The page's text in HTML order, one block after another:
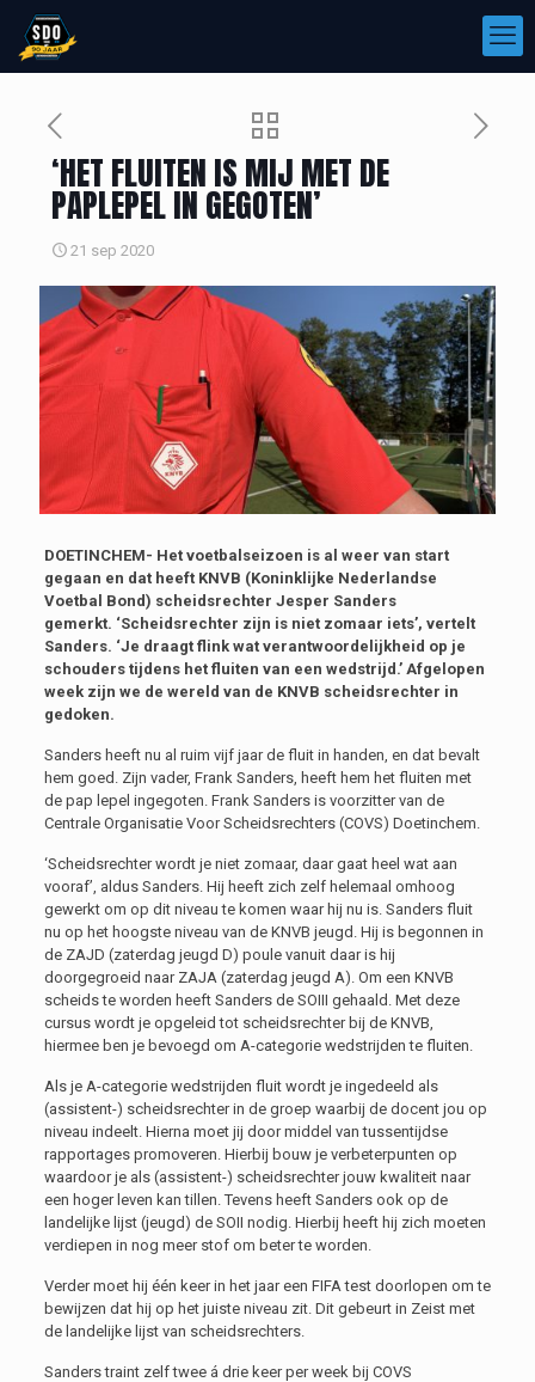
‘HET FLUITEN IS MIJ MET DE
PAPLEPEL IN GEGOTEN’
21 sep 2020
DOETINCHEM- Het voetbalseizoen is al weer van start
gegaan en dat heeft KNVB (Koninklijke Nederlandse
Voetbal Bond) scheidsrechter Jesper Sanders
gemerkt. ‘Scheidsrechter zijn is niet zomaar iets’, vertelt
Sanders. ‘Je draagt flink wat verantwoordelijkheid op je
schouders tijdens het fluiten van een wedstrijd.’ Afgelopen
week zijn we de wereld van de KNVB scheidsrechter in
gedoken.
Sanders heeft nu al ruim vijf jaar de fluit in handen, en dat bevalt
hem goed. Zijn vader, Frank Sanders, heeft hem het fluiten met
de pap lepel ingegoten. Frank Sanders is voorzitter van de
Centrale Organisatie Voor Scheidsrechters (COVS) Doetinchem.
‘Scheidsrechter wordt je niet zomaar, daar gaat heel wat aan
vooraf’, aldus Sanders. Hij heeft zich zelf helemaal omhoog
gewerkt om op dit niveau te komen waar hij nu is. Sanders fluit
nu op het hoogste niveau van de KNVB jeugd. Hij is begonnen in
de ZAJD (zaterdag jeugd D) poule vanuit daar is hij
doorgegroeid naar ZAJA (zaterdag jeugd A). Om een KNVB
scheids te worden heeft Sanders de SOIII gehaald. Met deze
cursus wordt je opgeleid tot scheidsrechter bij de KNVB,
hiermee ben je bevoegd om A-categorie wedstrijden te fluiten.
Als je A-categorie wedstrijden fluit wordt je ingedeeld als
(assistent-) scheidsrechter in de groep waarbij de docent jou op
niveau indeelt. Hierna moet jij door middel van tussentijdse
rapportages promoveren. Hierbij bouw je verbeterpunten op
waardoor je als (assistent-) scheidsrechter jouw kwaliteit naar
een hoger leven kan tillen. Tevens heeft Sanders ook op de
landelijke lijst (jeugd) de SOII nodig. Hierbij heeft hij zich moeten
verdiepen in nog meer stof om beter te worden.
Verder moet hij één keer in het jaar een FIFA test doorlopen om te
bewijzen dat hij op het juiste niveau zit. Dit gebeurt in Zeist met
de landelijke lijst van scheidsrechters.
Sanders traint zelf twee á drie keer per week bij COVS